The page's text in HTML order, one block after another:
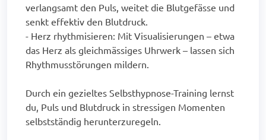
verlangsamt den Puls, weitet die Blutgefässe und
senkt effektiv den Blutdruck.
- Herz rhythmisieren: Mit Visualisierungen – etwa
das Herz als gleichmässiges Uhrwerk – lassen sich
Rhythmusstörungen mildern.
Durch ein gezieltes Selbsthypnose-Training lernst
du, Puls und Blutdruck in stressigen Momenten
selbstständig herunterzuregeln.